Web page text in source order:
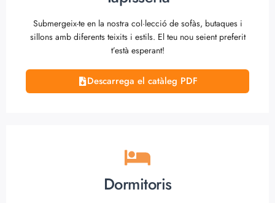
Submergeix-te en la nostra col·lecció de sofàs, butaques i
sillons amb diferents teixits i estils. El teu nou seient preferit
t’està esperant!
Descarrega el catàleg PDF
Dormitoris